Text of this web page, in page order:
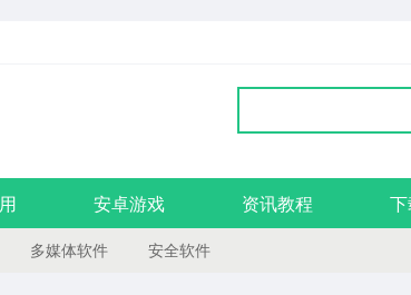
安卓游戏 资讯教程
多媒体软件 安全软件